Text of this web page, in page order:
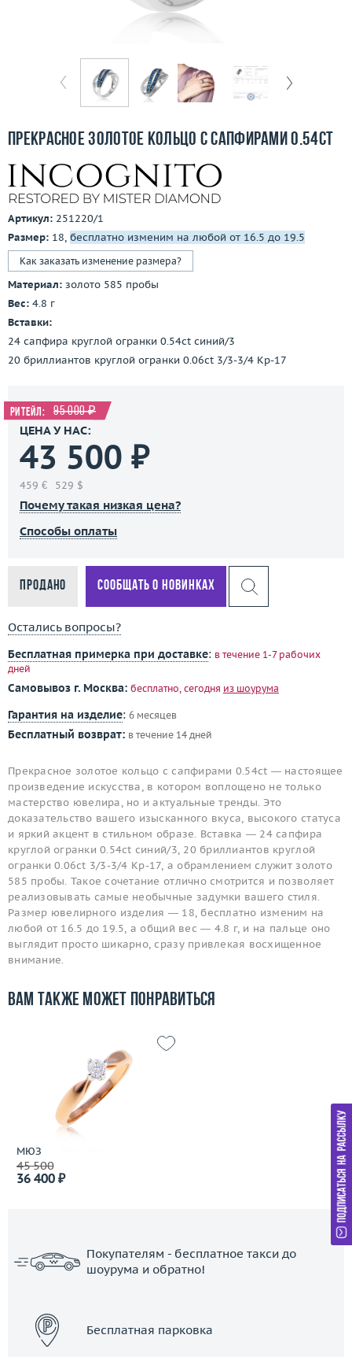
Бесплатная доставка
О компании
3D-тур по шоуруму
Заказать звонок
Прекрасное золотое кольцо с сапфирами 0.54ct
Артикул: 251220/1
Размер: 18, бесплатно изменим на любой от 16.5 до 19.5
Как заказать изменение размера?
Материал: золото 585 пробы
Вес: 4.8 г
Вставки:
24 сапфира круглой огранки 0.54ct синий/3
20 бриллиантов круглой огранки 0.06ct 3/3-3/4 Кр-17
Ритейл: 95 000 ₽
ЦЕНА У НАС:
43 500 ₽
459 € 529 $
Почему такая низкая цена?
Способы оплаты
Продано Сообщать о новинках
Остались вопросы?
Бесплатная примерка при доставке: в течение 1-7 рабочих
дней
Самовывоз г. Москва: бесплатно, сегодня из шоурума
Гарантия на изделие: 6 месяцев
Бесплатный возврат: в течение 14 дней
Прекрасное золотое кольцо с сапфирами 0.54ct — настоящее
произведение искусства, в котором воплощено не только
мастерство ювелира, но и актуальные тренды. Это
доказательство вашего изысканного вкуса, высокого статуса
и яркий акцент в стильном образе. Вставка — 24 сапфира
круглой огранки 0.54ct синий/3, 20 бриллиантов круглой
огранки 0.06ct 3/3-3/4 Кр-17, а обрамлением служит золото
585 пробы. Такое сочетание отлично смотрится и позволяет
реализовывать самые необычные задумки вашего стиля.
Размер ювелирного изделия — 18, бесплатно изменим на
любой от 16.5 до 19.5, а общий вес — 4.8 г, и на пальце оно
выглядит просто шикарно, сразу привлекая восхищенное
внимание.
Вам также может понравиться
МЮЗ
45 500
36 400 ₽
Покупателям - бесплатное такси до
шоурума и обратно!
Бесплатная парковка